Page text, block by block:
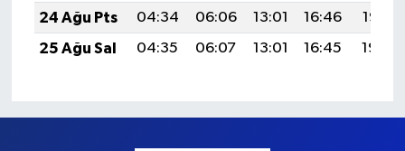
24 Ağu Pts
04:34 06:06 13:01 16:46
19:47
25 Ağu Sal
04:35 06:07 13:01 16:45 19:45